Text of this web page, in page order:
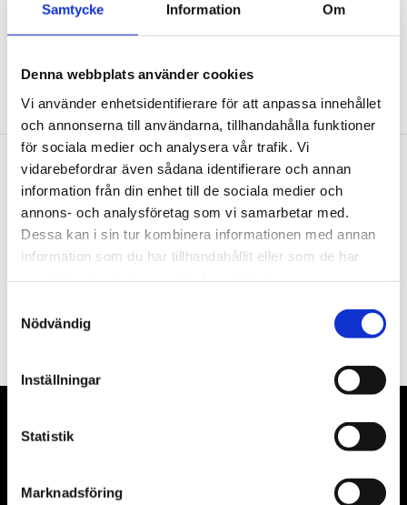
Samtycke Information Om
Denna webbplats använder cookies
Vi använder enhetsidentifierare för att anpassa innehållet
och annonserna till användarna, tillhandahålla funktioner
för sociala medier och analysera vår trafik. Vi
vidarebefordrar även sådana identifierare och annan
information från din enhet till de sociala medier och
annons- och analysföretag som vi samarbetar med.
Dessa kan i sin tur kombinera informationen med annan
information som du har tillhandahållit eller som de har
Nödvändig
Inställningar
Statistik
Marknadsföring
Bosch. Siemens. Delphi injektorer
Nyhetsbrev
Dina personuppgifter behandlas i enlighet med vår integritetspolicy.
VÅRA LEVERANTÖRER
& däckmaskiner och Master luftmaskiner. Kontakta oss